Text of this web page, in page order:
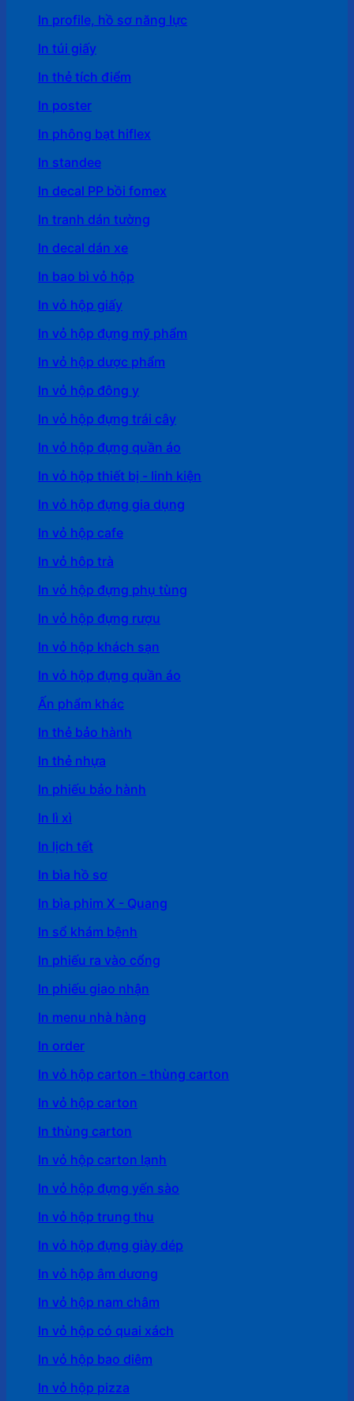
In profile, hồ sơ năng lực
In túi giấy
In thẻ tích điểm
In poster
In phông bạt hiflex
In standee
In decal PP bồi fomex
In tranh dán tường
In decal dán xe
In bao bì vỏ hộp
In vỏ hộp giấy
In vỏ hộp đựng mỹ phẩm
In vỏ hộp dược phẩm
In vỏ hộp đông y
In vỏ hộp đựng trái cây
In vỏ hộp đựng quần áo
In vỏ hộp thiết bị - linh kiện
In vỏ hộp đựng gia dụng
In vỏ hộp cafe
In vỏ hôp trà
In vỏ hộp đựng phụ tùng
In vỏ hộp đựng rượu
In vỏ hộp khách sạn
In vỏ hộp đựng quần áo
Ấn phẩm khác
In thẻ bảo hành
In thẻ nhựa
In phiếu bảo hành
In lì xì
In lịch tết
In bìa hồ sơ
In bìa phim X - Quang
In sổ khám bệnh
In phiếu ra vào cổng
In phiếu giao nhận
In menu nhà hàng
In order
In vỏ hộp carton - thùng carton
In vỏ hộp carton
In thùng carton
In vỏ hộp carton lạnh
In vỏ hộp đựng yến sào
In vỏ hộp trung thu
In vỏ hộp đựng giày dép
In vỏ hộp âm dương
In vỏ hộp nam châm
In vỏ hộp có quai xách
In vỏ hộp bao diêm
In vỏ hộp pizza